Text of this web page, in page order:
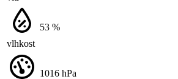
vlhkost
53 %
1016 hPa